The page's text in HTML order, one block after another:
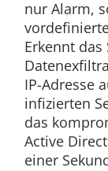
nur Alarm,
Erkennt das
IP-Adresse
infizierten
das
Active
einer